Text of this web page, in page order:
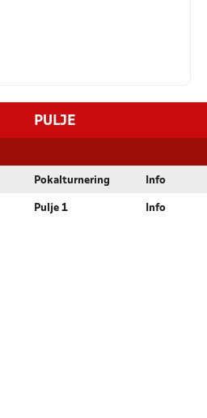
PULJE
Pokalturnering Info
Pulje 1 Info